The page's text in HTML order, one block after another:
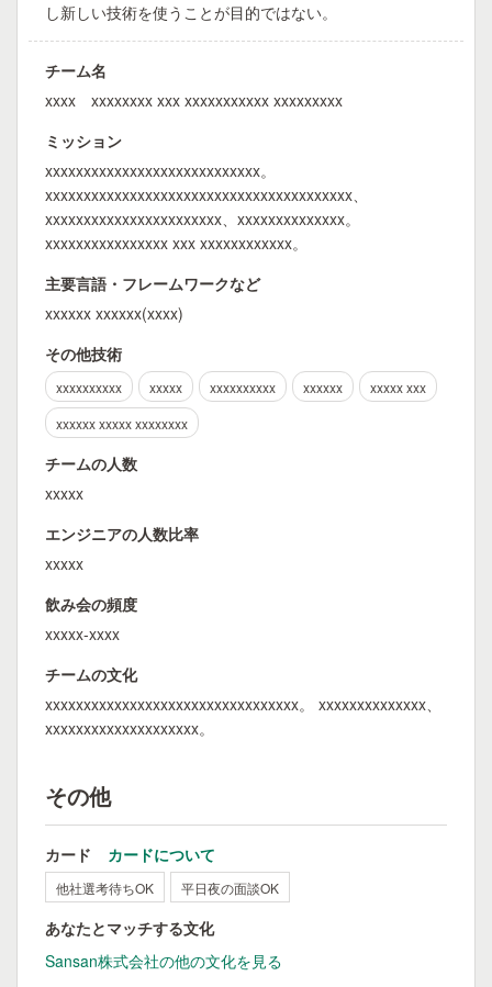
し新しい技術を使うことが目的ではない。
チーム名
xxxx xxxxxxxx xxx xxxxxxxxxxx xxxxxxxxx
ミッション
xxxxxxxxxxxxxxxxxxxxxxxxxxxx。
xxxxxxxxxxxxxxxxxxxxxxxxxxxxxxxxxxxxxxxx、
xxxxxxxxxxxxxxxxxxxxxxx、xxxxxxxxxxxxxx。
xxxxxxxxxxxxxxxx xxx xxxxxxxxxxxx。
主要言語・フレームワークなど
xxxxxx xxxxxx(xxxx)
その他技術
xxxxxxxxxx xxxxx xxxxxxxxxx xxxxxx
xxxxx xxx
xxxxxx xxxxx xxxxxxxx
チームの人数
xxxxx
エンジニアの人数比率
xxxxx
飲み会の頻度
xxxxx-xxxx
チームの文化
xxxxxxxxxxxxxxxxxxxxxxxxxxxxxxxxx。 xxxxxxxxxxxxxx、
xxxxxxxxxxxxxxxxxxxx。
その他
カード カードについて
他社選考待ちOK 平日夜の面談OK
あなたとマッチする文化
Sansan株式会社の他の文化を見る